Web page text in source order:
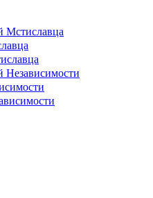
Мстиславца
Независимости